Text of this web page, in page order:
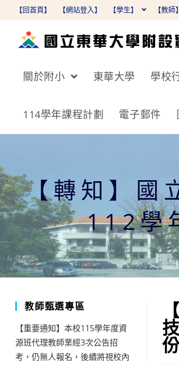
【回首頁】 【網站登入】 【學生】 【教師
關於附小 東華大學 學校
114學年課程計劃 電子郵件
【轉知】國
112學
教師甄選專區
【重要通知】本校115學年度資
源班代理教師業經3次公告招
考，仍無人報名，後續將視校內